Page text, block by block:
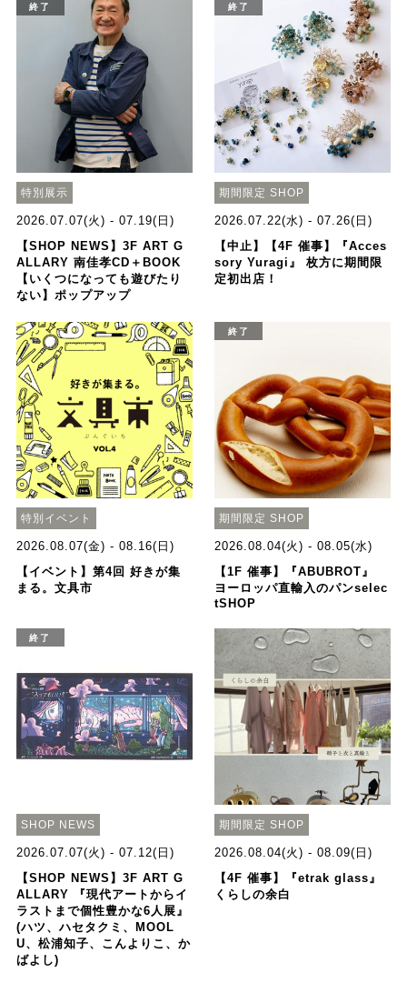
終了
特別展示
2026.07.07(火) - 07.19(日)
【SHOP NEWS】3F ART G
ALLARY 南佳孝CD＋BOOK
【いくつになっても遊びたり
ない】ポップアップ
終了
期間限定 SHOP
2026.07.22(水) - 07.26(日)
【中止】【4F 催事】『Acces
sory Yuragi』 枚方に期間限
定初出店！
特別イベント
2026.08.07(金) - 08.16(日)
【イベント】第4回 好きが集
まる。文具市
終了
期間限定 SHOP
2026.08.04(火) - 08.05(水)
【1F 催事】『ABUBROT』
ヨーロッパ直輸入のパンselec
tSHOP
終了
SHOP NEWS
2026.07.07(火) - 07.12(日)
【SHOP NEWS】3F ART G
ALLARY 『現代アートからイ
ラストまで個性豊かな6人展』
(ハツ、ハセタクミ、MOOL
U、松浦知子、こんよりこ、か
ばよし)
期間限定 SHOP
2026.08.04(火) - 08.09(日)
【4F 催事】『etrak glass』
くらしの余白